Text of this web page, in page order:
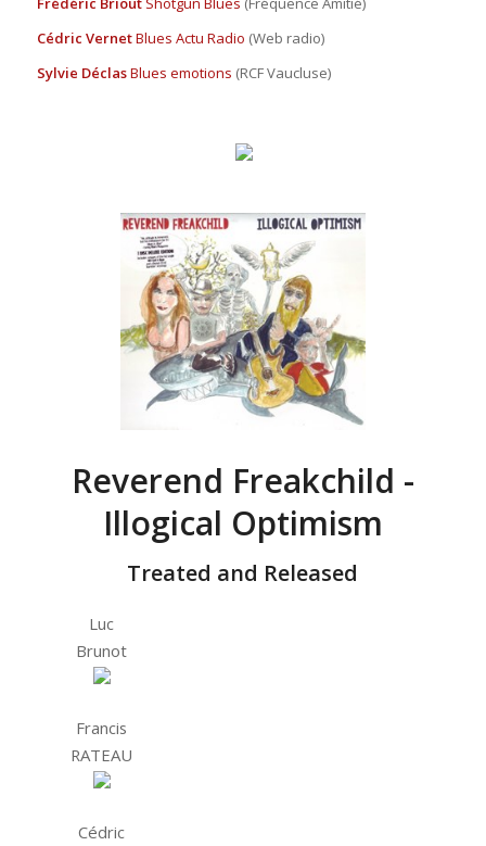
Cédric VernetBlues Actu Radio (Web radio)
Sylvie DéclasBlues emotions (RCF Vaucluse)
Reverend Freakchild -
Illogical Optimism
Treated and Released
Luc
Brunot
Francis
RATEAU
Cédric